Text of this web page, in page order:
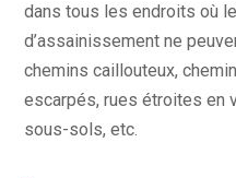
dans tous les endroits où
d’assainissement ne
chemins caillouteux,
escarpés, rues étroites en
sous-sols, etc.